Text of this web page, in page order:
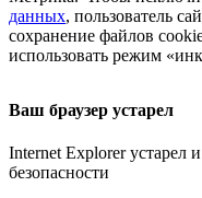
данных, пользователь
сохранение файлов
использовать режим
Ваш браузер устарел
Internet Explorer устарел
безопасности